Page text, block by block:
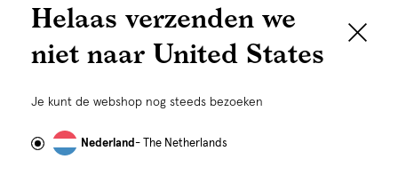
graag persoonlijk
gebruiken wij cookies en daarmee vergelijkbare
om advertenties te personaliseren...
Helaas verzenden we
niet naar United States
Je kunt de webshop nog steeds bezoeken
Nederland- The Netherlands